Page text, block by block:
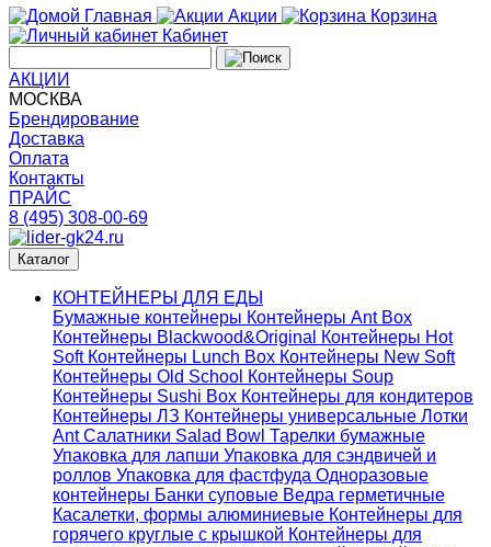
Главная Акции
Корзина
Кабинет
АКЦИИ
МОСКВА
Брендирование
Доставка
Оплата
Контакты
ПРАЙС
8 (495) 308-00-69
Каталог
КОНТЕЙНЕРЫ ДЛЯ ЕДЫ
Бумажные контейнеры Контейнеры Ant Box
Контейнеры Blackwood&Original
Контейнеры Hot
Soft Контейнеры Lunch Box Контейнеры New Soft
Контейнеры Old School Контейнеры Soup
Контейнеры Sushi Box Контейнеры для кондитеров
Контейнеры ЛЗ Контейнеры универсальные Лотки
AntСалатники Salad Bowl Тарелки бумажные
Упаковка для лапши Упаковка для сэндвичей и
роллов Упаковка для фастфуда Одноразовые
контейнеры Банки суповые Ведра герметичные
Касалетки, формы алюминиевые Контейнеры для
горячего круглые с крышкой Контейнеры для